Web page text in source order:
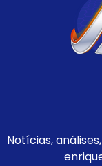
Notícias,